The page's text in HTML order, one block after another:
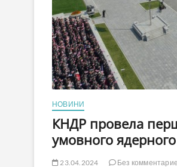
НОВИНИ
КНДР провела
умовного
23.04.2024 Без